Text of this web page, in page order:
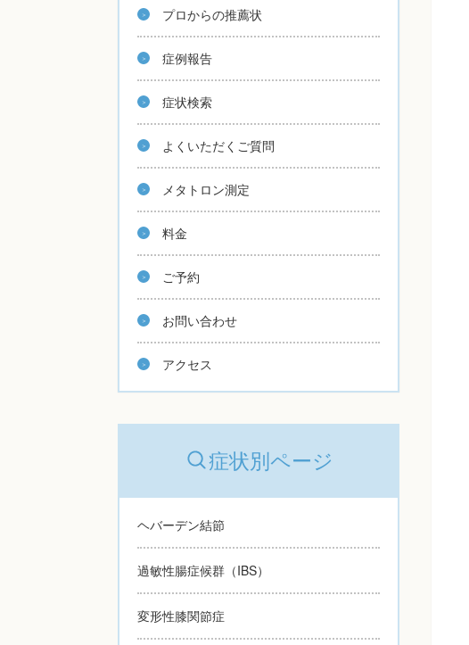
プロからの推薦状
症例報告
症状検索
よくいただくご質問
メタトロン測定
料金
ご予約
お問い合わせ
アクセス
症状別ページ
ヘバーデン結節
過敏性腸症候群（IBS）
変形性膝関節症